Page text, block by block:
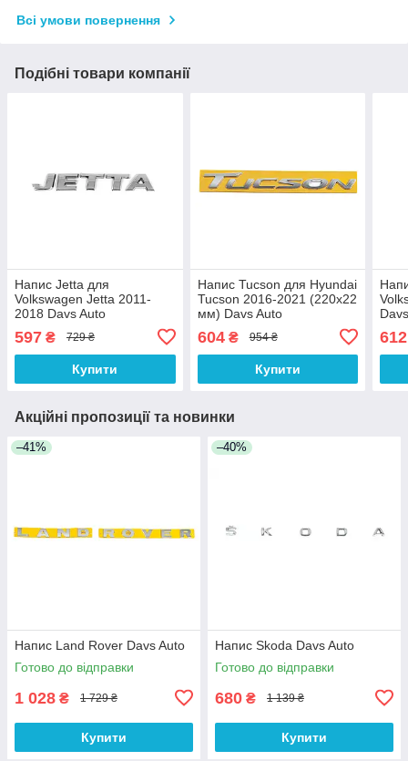
Всі умови повернення
Подібні товари компанії
Напис Jetta для
Volkswagen Jetta 2011-
2018 Davs Auto
597 ₴ 729 ₴
Купити
Напис Tucson для Hyundai
Tucson 2016-2021 (220х22
мм) Davs Auto
604₴ 954 ₴
Купити
612
Акційні пропозиції та новинки
–41%
Напис Land Rover Davs Auto
Готово до відправки
1 028 ₴ 1 729 ₴
Купити
–40%
Напис Skoda Davs Auto
Готово до відправки
680 ₴ 1 139 ₴
Купити